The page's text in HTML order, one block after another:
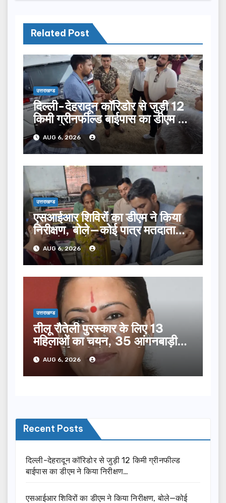
Related Post
उत्तराखण्ड
दिल्ली-देहरादून कॉरिडोर से जुड़ी 12
किमी ग्रीनफील्ड बाईपास का डीएम ने
किया निरीक्षण…
AUG 6, 2026
उत्तराखण्ड
एसआईआर शिविरों का डीएम ने किया
निरीक्षण, बोले—कोई पात्र मतदाता
सूची से न छूटे…
AUG 6, 2026
उत्तराखण्ड
तीलू रौतेली पुरस्कार के लिए 13
महिलाओं का चयन, 35 आंगनबाड़ी
कार्यकर्तियां भी होंगी सम्मानित…
AUG 6, 2026
Recent Posts
दिल्ली-देहरादून कॉरिडोर से जुड़ी 12 किमी ग्रीनफील्ड
बाईपास का डीएम ने किया निरीक्षण…
एसआईआर शिविरों का डीएम ने किया निरीक्षण, बोले—कोई